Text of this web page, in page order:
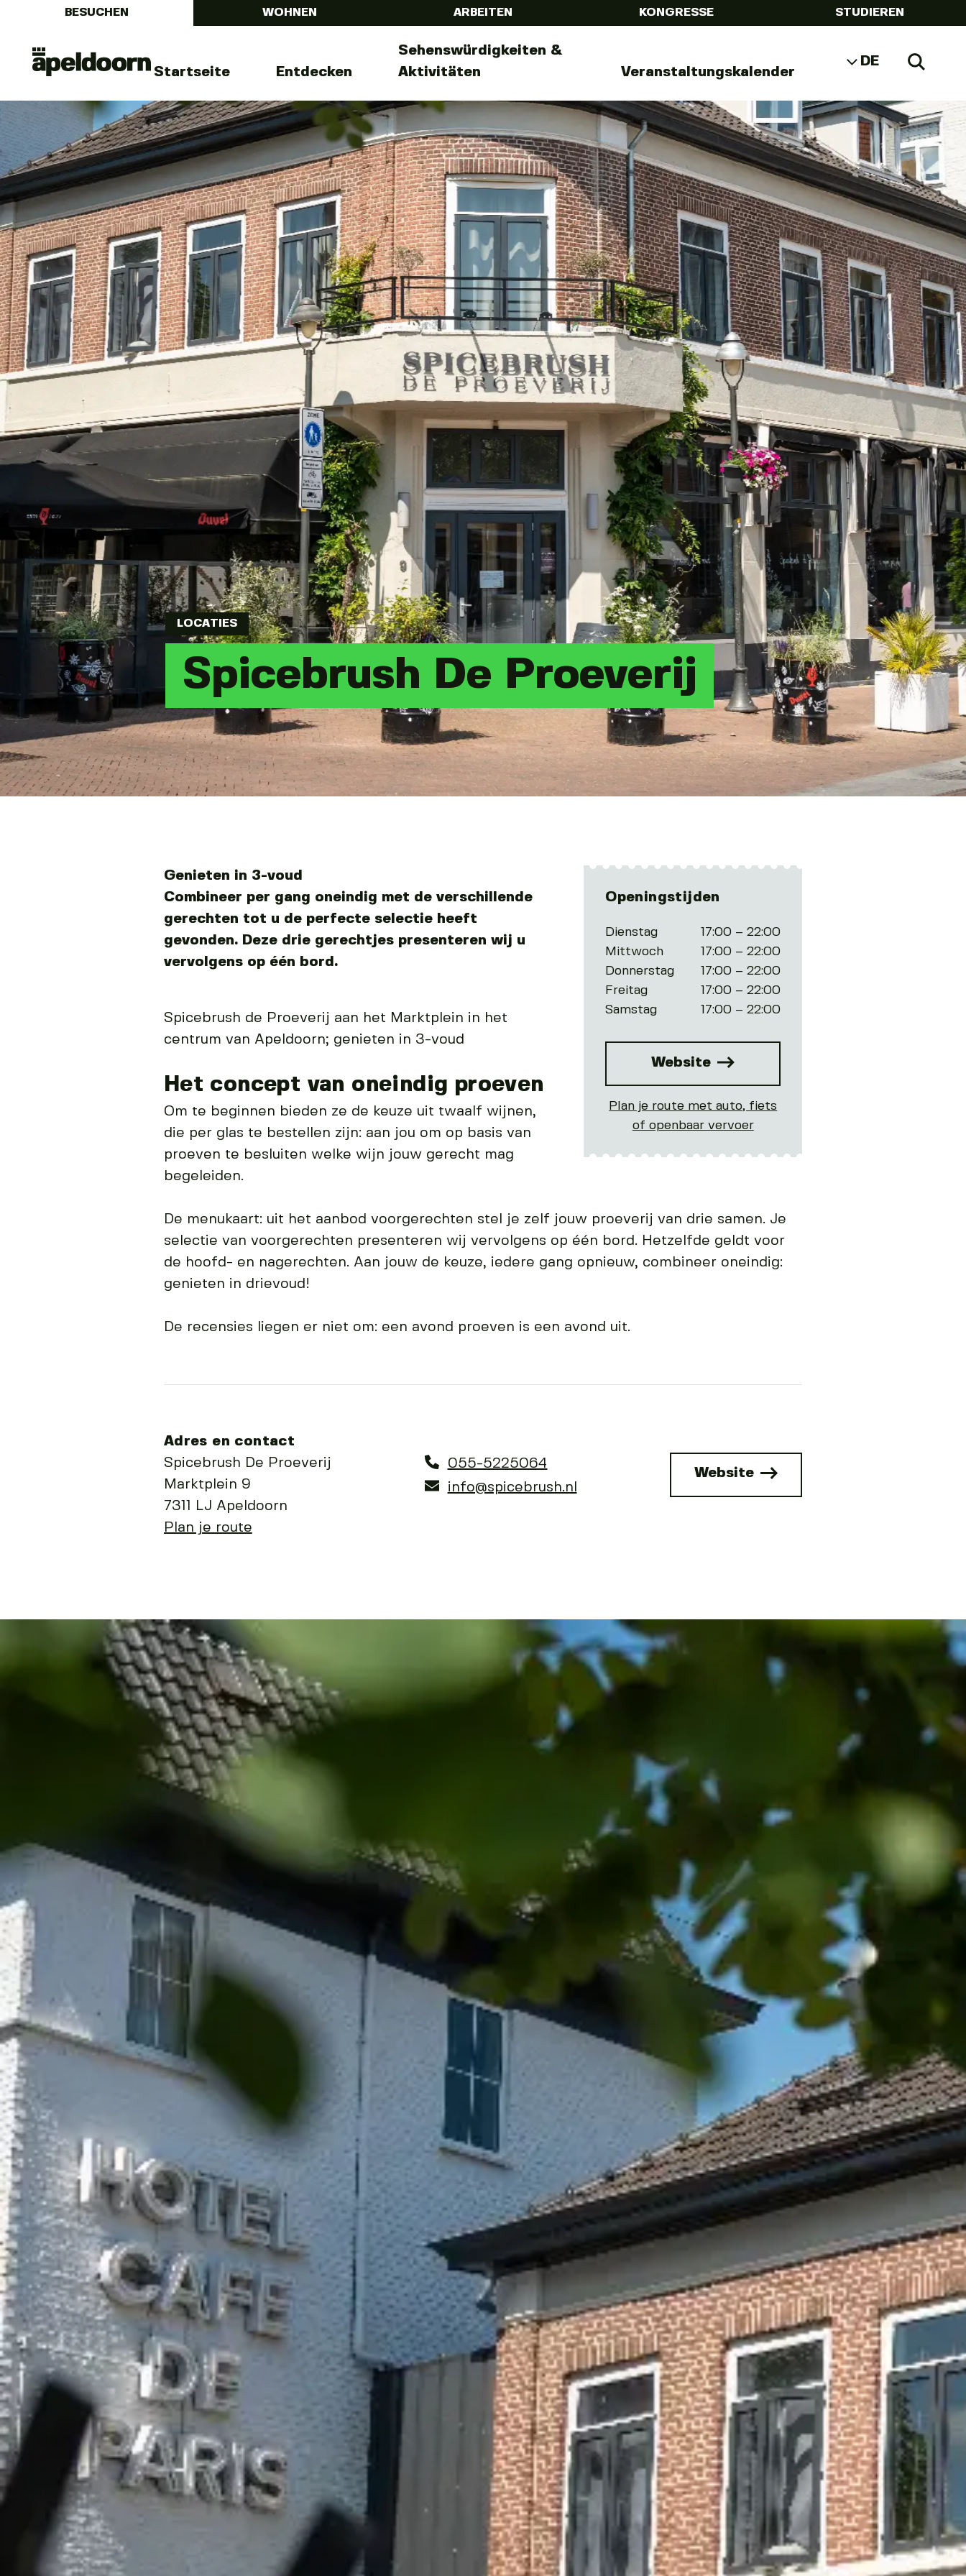
BESUCHEN WOHNEN ARBEITEN KONGRESSE STUDIEREN
Uit
Apeldoorn
Startseite
Entdecken
Sehenswürdigkeiten &
Aktivitäten
Veranstaltungskalender
DE
EN
LOCATIES
Spicebrush De Proeverij
Openingstijden
Dienstag
17:00 – 22:00
Mittwoch
17:00 – 22:00
Donnerstag
17:00 – 22:00
Freitag
17:00 – 22:00
Samstag
17:00 – 22:00
Website
Plan je route met auto, fiets
of openbaar vervoer
Genieten in 3-voud
Combineer per gang oneindig met de verschillende
gerechten tot u de perfecte selectie heeft
gevonden. Deze drie gerechtjes presenteren wij u
vervolgens op één bord.
Spicebrush de Proeverij aan het Marktplein in het
centrum van Apeldoorn; genieten in 3-voud
Het concept van oneindig proeven
Om te beginnen bieden ze de keuze uit twaalf wijnen,
die per glas te bestellen zijn: aan jou om op basis van
proeven te besluiten welke wijn jouw gerecht mag
begeleiden.
De menukaart: uit het aanbod voorgerechten stel je zelf jouw proeverij van drie samen. Je
selectie van voorgerechten presenteren wij vervolgens op één bord. Hetzelfde geldt voor
de hoofd- en nagerechten. Aan jouw de keuze, iedere gang opnieuw, combineer oneindig:
genieten in drievoud!
De recensies liegen er niet om: een avond proeven is een avond uit.
Adres en contact
Spicebrush De Proeverij
Marktplein 9
7311 LJ Apeldoorn
Plan je route
055-5225064
info@spicebrush.nl
Website